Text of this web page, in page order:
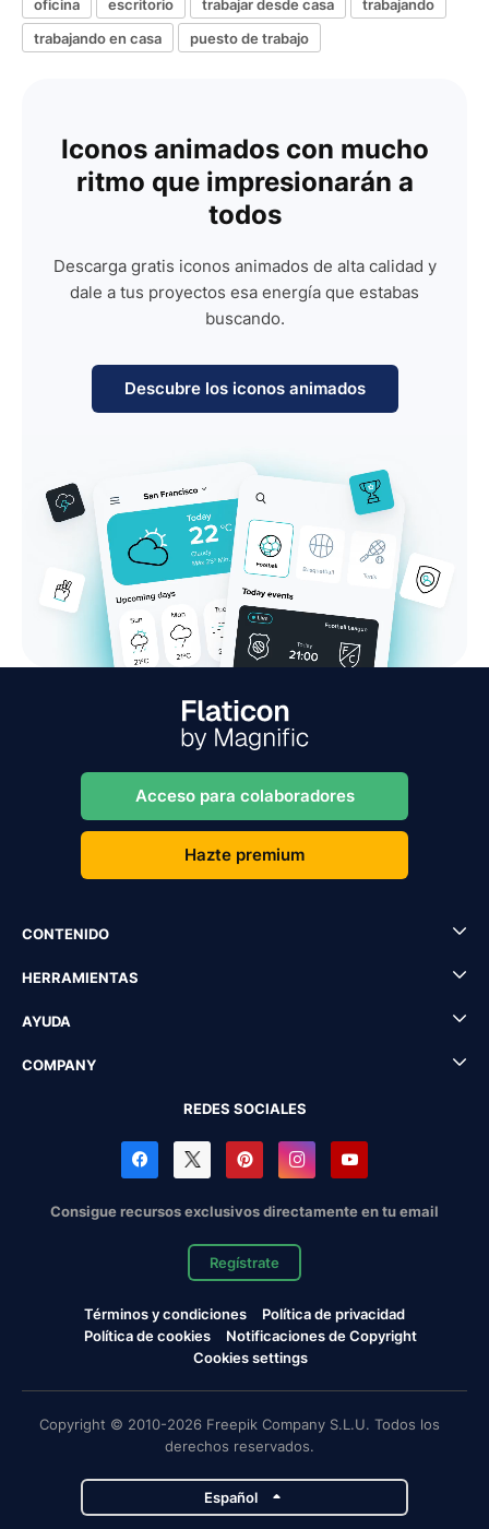
oficina
escritorio trabajar desde casa
trabajando
trabajando en casa
puesto de trabajo
Iconos animados con mucho
ritmo que impresionarán a
todos
Descarga gratis iconos animados de alta calidad y
dale a tus proyectos esa energía que estabas
buscando.
Descubre los iconos animados
Acceso para colaboradores
Hazte premium
CONTENIDO
HERRAMIENTAS
AYUDA
COMPANY
REDES SOCIALES
Consigue recursos exclusivos directamente en tu email
Regístrate
Términos y condiciones
Política de privacidad
Política de cookies
Notificaciones de Copyright
Cookies settings
Copyright © 2010-2026 Freepik Company S.L.U. Todos los
derechos reservados.
Español